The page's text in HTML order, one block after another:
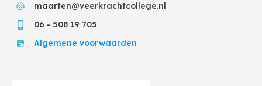
maarten@veerkrachtcollege.nl
06 - 508 19 705
Algemene voorwaarden